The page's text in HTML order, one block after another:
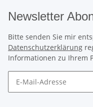
Newsletter
Bitte senden Sie mir
Datenschutzerklärung
Informationen zu Ihrem